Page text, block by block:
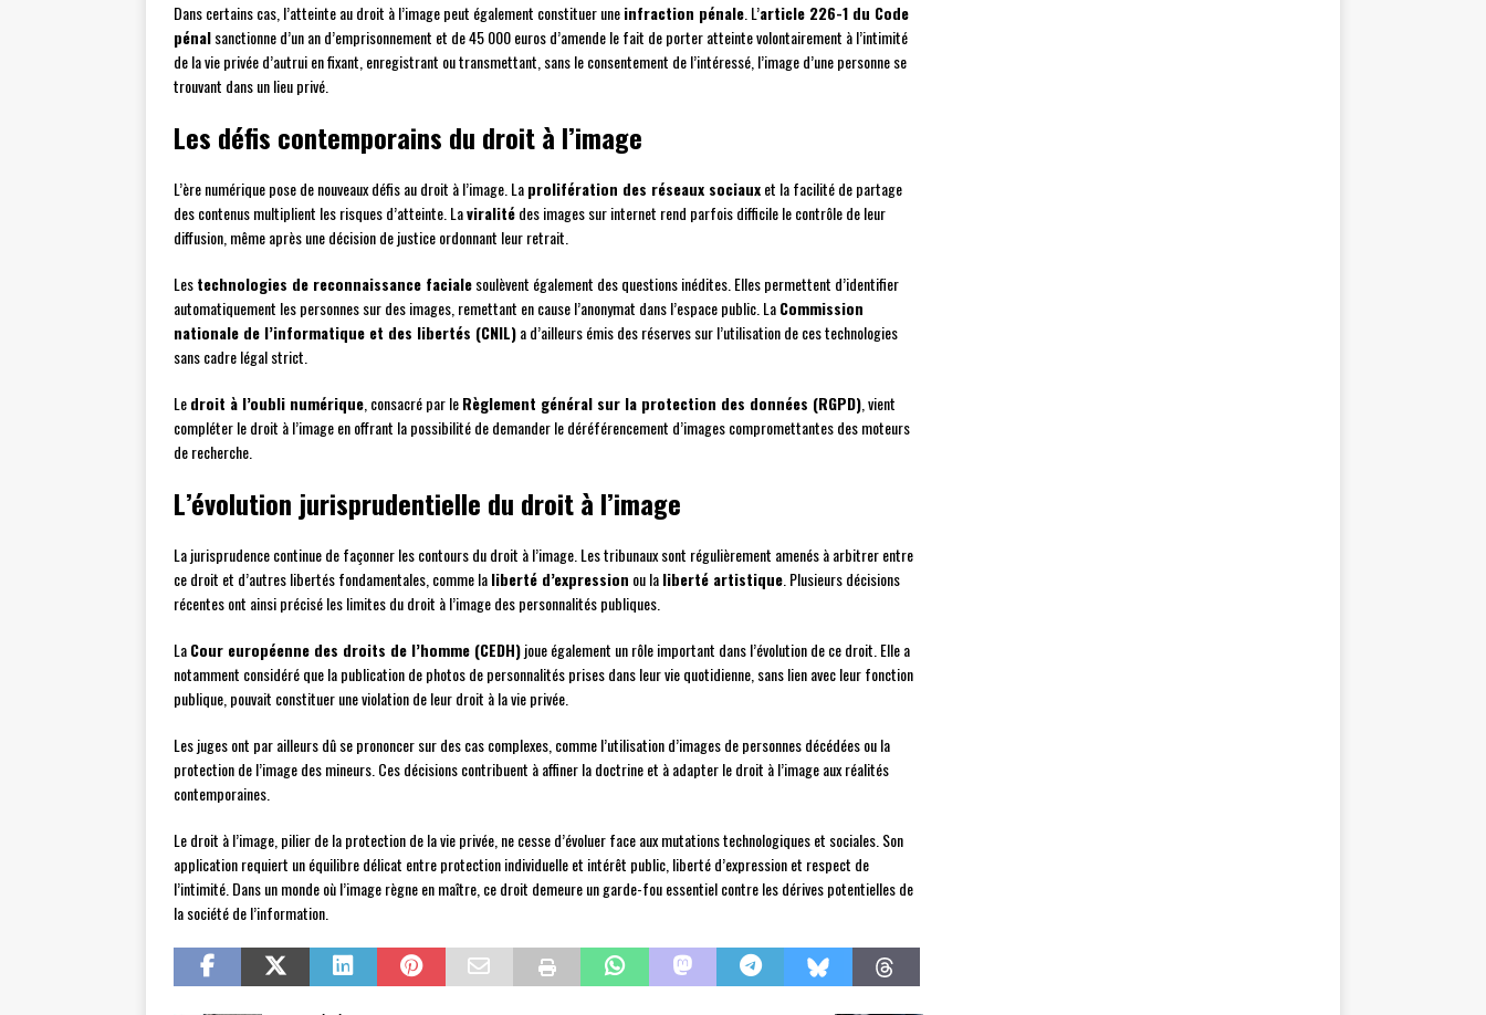
Dans certains cas, l’atteinte au droit à l’image peut également constituer uneinfraction pénale . L’article 226-1 du Code
pénalsanctionne d’un an d’emprisonnement et de 45 000 euros d’amende le fait de porter atteinte volontairement à l’intimité
de la vie privée d’autrui en fixant, enregistrant ou transmettant, sans le consentement de l’intéressé, l’image d’une personne se
trouvant dans un lieu privé.
Les défis contemporains du droit à l’image
L’ère numérique pose de nouveaux défis au droit à l’image. Laprolifération des réseaux sociauxet la facilité de partage
des contenus multiplient les risques d’atteinte. Laviralitédes images sur internet rend parfois difficile le contrôle de leur
diffusion, même après une décision de justice ordonnant leur retrait.
Lestechnologies de reconnaissance facialesoulèvent également des questions inédites. Elles permettent d’identifier
automatiquement les personnes sur des images, remettant en cause l’anonymat dans l’espace public. LaCommission
nationale de l’informatique et des libertés (CNIL)a d’ailleurs émis des réserves sur l’utilisation de ces technologies
sans cadre légal strict.
Ledroit à l’oubli numérique , consacré par leRèglement général sur la protection des données (RGPD) , vient
compléter le droit à l’image en offrant la possibilité de demander le déréférencement d’images compromettantes des moteurs
de recherche.
L’évolution jurisprudentielle du droit à l’image
La jurisprudence continue de façonner les contours du droit à l’image. Les tribunaux sont régulièrement amenés à arbitrer entre
ce droit et d’autres libertés fondamentales, comme laliberté d’expression ou laliberté artistique . Plusieurs décisions
récentes ont ainsi précisé les limites du droit à l’image des personnalités publiques.
LaCour européenne des droits de l’homme (CEDH)joue également un rôle important dans l’évolution de ce droit. Elle a
notamment considéré que la publication de photos de personnalités prises dans leur vie quotidienne, sans lien avec leur fonction
publique, pouvait constituer une violation de leur droit à la vie privée.
Les juges ont par ailleurs dû se prononcer sur des cas complexes, comme l’utilisation d’images de personnes décédées ou la
protection de l’image des mineurs. Ces décisions contribuent à affiner la doctrine et à adapter le droit à l’image aux réalités
contemporaines.
Le droit à l’image, pilier de la protection de la vie privée, ne cesse d’évoluer face aux mutations technologiques et sociales. Son
application requiert un équilibre délicat entre protection individuelle et intérêt public, liberté d’expression et respect de
l’intimité. Dans un monde où l’image règne en maître, ce droit demeure un garde-fou essentiel contre les dérives potentielles de
la société de l’information.